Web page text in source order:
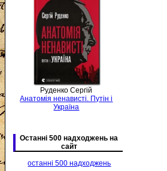
Руденко Сергій
Анатомія ненависті. Путін і
Україна
Останні 500 надходжень на
сайт
останні 500 надходжень